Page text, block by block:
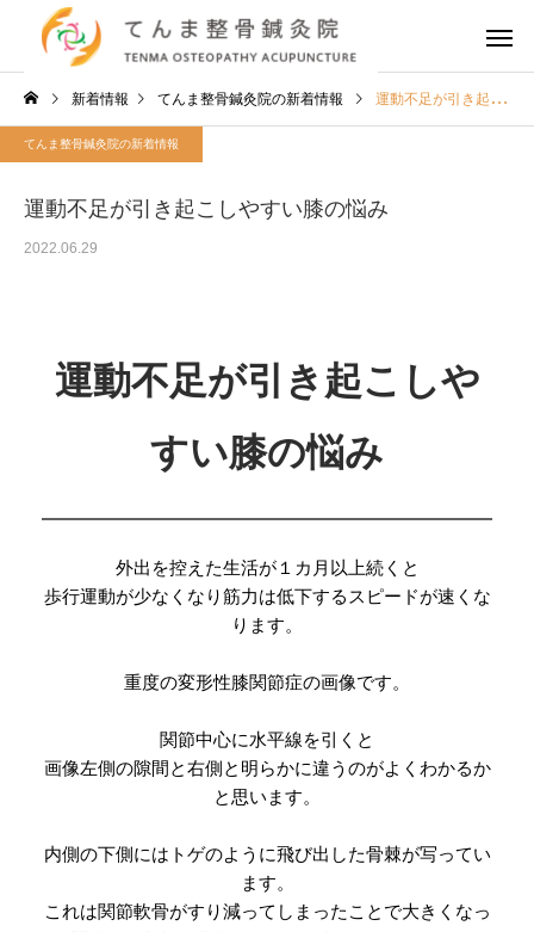
新着情報 てんま整骨鍼灸院の新着情報 運動不足が引き起こしやすい膝の悩み
てんま整骨鍼灸院の新着情報
運動不足が引き起こしやすい膝の悩み
2022.06.29
運動不足が引き起こしや
すい膝の悩み
外出を控えた生活が１カ月以上続くと
歩行運動が少なくなり筋力は低下するスピードが速くな
ります。
重度の変形性膝関節症の画像です。
関節中心に水平線を引くと
画像左側の隙間と右側と明らかに違うのがよくわかるか
と思います。
内側の下側にはトゲのように飛び出した骨棘が写ってい
ます。
これは関節軟骨がすり減ってしまったことで大きくなっ